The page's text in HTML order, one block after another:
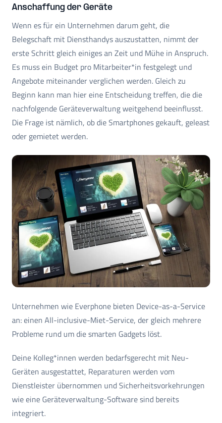
Anschaffung der Geräte
Wenn es für ein Unternehmen darum geht, die
Belegschaft mit Diensthandys auszustatten, nimmt der
erste Schritt gleich einiges an Zeit und Mühe in Anspruch.
Es muss ein Budget pro Mitarbeiter*in festgelegt und
Angebote miteinander verglichen werden. Gleich zu
Beginn kann man hier eine Entscheidung treffen, die die
nachfolgende Geräteverwaltung weitgehend beeinflusst.
Die Frage ist nämlich, ob die Smartphones gekauft, geleast
oder gemietet werden.
Unternehmen wie Everphone bieten Device-as-a-Service
an: einen All-inclusive-Miet-Service, der gleich mehrere
Probleme rund um die smarten Gadgets löst.
Deine Kolleg*innen werden bedarfsgerecht mit Neu-
Geräten ausgestattet, Reparaturen werden vom
Dienstleister übernommen und Sicherheitsvorkehrungen
wie eine Geräteverwaltung-Software sind bereits
integriert.